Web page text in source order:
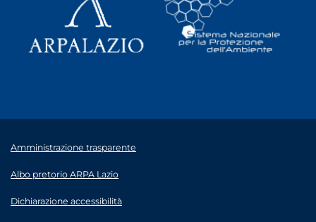
Amministrazione trasparente
Albo pretorio ARPA Lazio
Dichiarazione accessibilità